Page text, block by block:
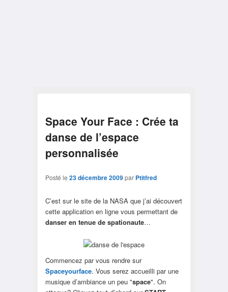
Space Your Face : Crée ta
danse de l’espace
personnalisée
Posté le 23 décembre 2009par Ptitfred
C’est sur le site de la NASA que j’ai découvert
cette application en ligne vous permettant de
danser en tenue de spationaute…
Commencez par vous rendre sur
Spaceyourface. Vous serez accueilli par une
musique d’ambiance un peu "space". On